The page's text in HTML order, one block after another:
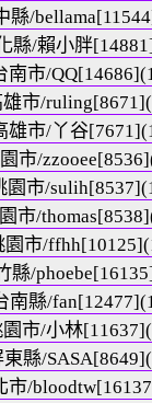
縣/
縣/賴小胖
南市/
雄市/
雄市/丫谷
市/
園市/
市/
園市/
縣/
南縣/
市/小林
東縣/
市/